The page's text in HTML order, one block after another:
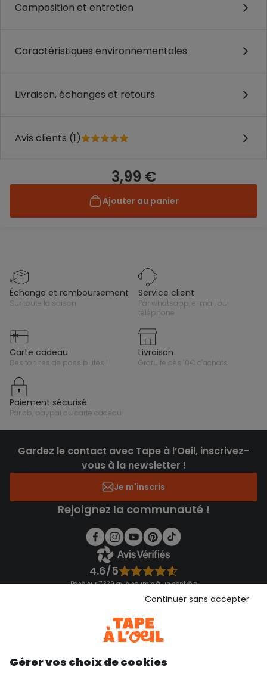
Composition et entretien
Caractéristiques environnementales
Livraison, échanges et retours
Avis clients (1)
3,99 €
Ajouter au panier
échange et remboursement
sur toute la saison
service client
par whatsapp, e-mail ou
téléphone
carte cadeau
des tonnes de possibilités !
livraison
gratuite dès 10€ d'achats
paiement sécurisé
par cb, paypal ou carte cadeau
Gardez le contact avec Tape à l’Oeil, inscrivez-
vous à la newsletter !
Je m'inscris
Rejoignez la communauté !
4.6/5
Basé sur 7 339 avis soumis à un contrôle
Consulter les CGU
Gérer vos choix de cookies
Continuer sans accepter